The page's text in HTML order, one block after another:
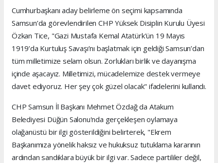
Cumhurbaşkanı aday belirleme ön seçimi kapsamında
Samsun’da görevlendirilen CHP Yüksek Disiplin Kurulu Üyesi
Özkan Tice, "Gazi Mustafa Kemal Atatürk'ün 19 Mayıs
1919’da Kurtuluş Savaşı’nı başlatmak için geldiği Samsun’dan
tüm milletimize selam olsun. Zorlukları birlik ve dayanışma
içinde aşacayız. Milletimizi, mücadelemize destek vermeye
davet ediyoruz. Her şey çok güzel olacak" ifadelerini kullandı.
CHP Samsun İl Başkanı Mehmet Özdağ da Atakum
Belediyesi Düğün Salonu'nda gerçekleşen oylamaya
olağanüstü bir ilgi gösterildiğini belirterek, "Ekrem
Başkanımıza yönelik haksız ve hukuksuz tutuklama kararının
ardından sandıklara büyük bir ilgi var. Sadece partililer değil,